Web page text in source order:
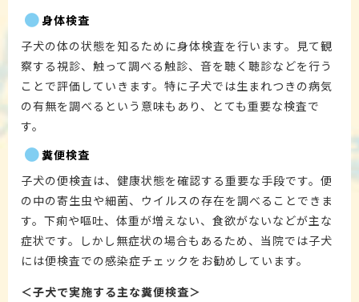
身体検査
子犬の体の状態を知るために身体検査を行います。見て観
察する視診、触って調べる触診、音を聴く聴診などを行う
ことで評価していきます。特に子犬では生まれつきの病気
の有無を調べるという意味もあり、とても重要な検査で
す。
糞便検査
子犬の便検査は、健康状態を確認する重要な手段です。便
の中の寄生虫や細菌、ウイルスの存在を調べることできま
す。下痢や嘔吐、体重が増えない、食欲がないなどが主な
症状です。しかし無症状の場合もあるため、当院では子犬
には便検査での感染症チェックをお勧めしています。
＜子犬で実施する主な糞便検査＞